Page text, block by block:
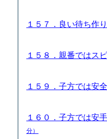
１５７．良い待ち作
１５８．親番ではス
１５９．子方では安
１６０．子方では安
分）